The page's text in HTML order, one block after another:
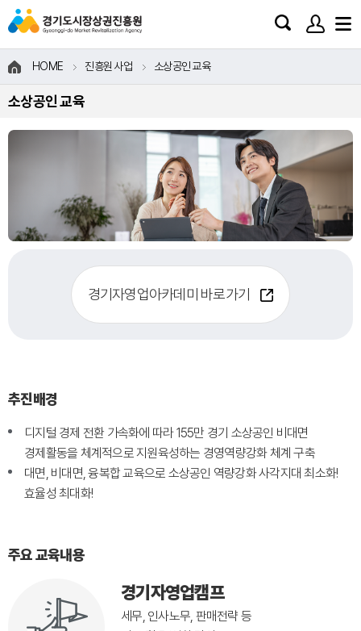
HOME 진흥원 사업 소상공인 교육
소상공인 교육
경기자영업아카데미 바로가기
추진배경
디지털 경제 전환 가속화에 따라 155만 경기 소상공인 비대면
경제활동을 체계적으로 지원육성하는 경영역량강화 체계 구축
대면, 비대면, 융복합 교육으로 소상공인 역량강화 사각지대 최소화!
효율성 최대화!
주요 교육내용
경기자영업캠프
세무, 인사노무, 판매전략 등